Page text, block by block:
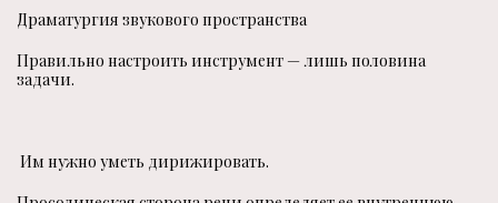
Драматургия звукового пространства
Правильно настроить инструмент — лишь половина
задачи.
Им нужно уметь дирижировать.